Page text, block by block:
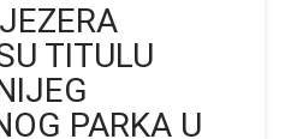
TITULU
PARKA U